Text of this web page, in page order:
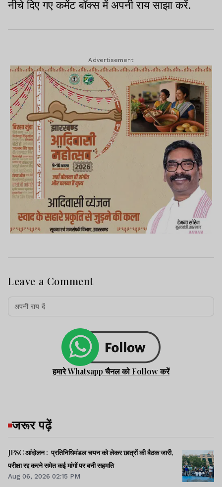
नीचे दिए गए कमेंट बॉक्स में अपनी राय साझा करें.
Advertisement
Leave a Comment
हमारे Whatsapp चैनल को Follow करें
जरूर पढ़ें
JPSC आंदोलन : प्रतिनिधिमंडल चयन को लेकर छात्रों की बैठक जारी,
परीक्षा रद्द करने समेत कई मांगों पर बनी सहमति
Aug 06, 2026 02:15 PM